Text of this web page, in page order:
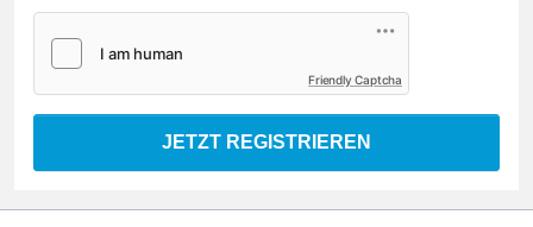
Friendly Captcha
JETZT REGISTRIEREN